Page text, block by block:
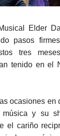
Elder
pasos
tres
tenido en el
ocasiones en
música y su
el cariño